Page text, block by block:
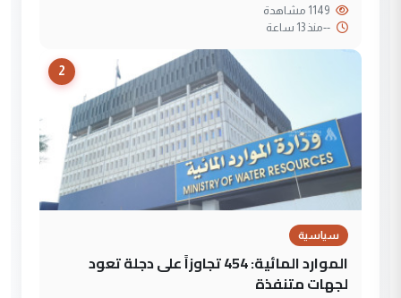
--منذ 13 ساعة
2
سياسية
الموارد المائية: 454 تجاوزاً على دجلة تعود
لجهات متنفذة